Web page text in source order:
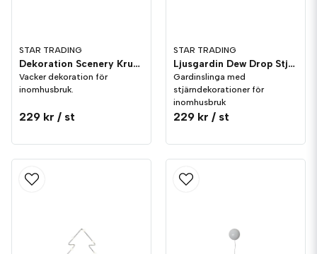
STAR TRADING
Dekoration Scenery Krubba
Vacker dekoration för
inomhusbruk.
229 kr / st
STAR TRADING
Ljusgardin Dew Drop Stjärnor 120cm Silver
Gardinslinga med
stjärndekorationer för
inomhusbruk
229 kr / st